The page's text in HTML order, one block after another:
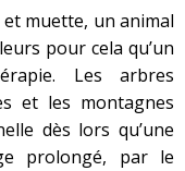
muette, un animal
pour cela qu’un
Les arbres
et les montagnes
dès lors qu’une
prolongé, par le